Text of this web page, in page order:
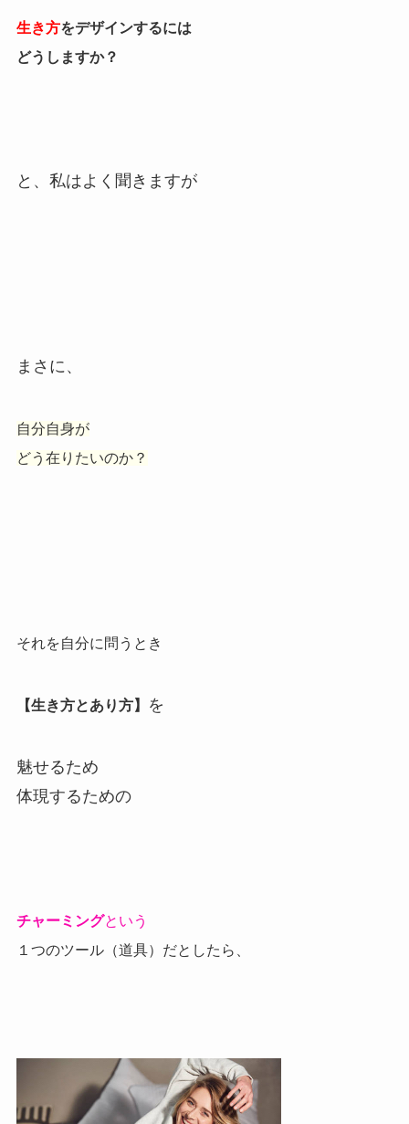
生き方をデザインするには
どうしますか？
と、私はよく聞きますが
まさに、
自分自身が
どう在りたいのか？
それを自分に問うとき
【生き方とあり方】 を
魅せるため
体現するための
チャーミングという
１つのツール（道具）だとしたら、